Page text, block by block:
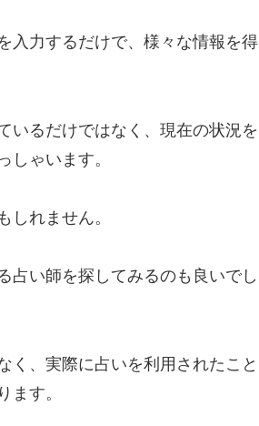
入力するだけで、様々な情報を得
いるだけではなく、現在の状況を
しゃいます。
しれません。
占い師を探してみるのも良いでし
く、実際に占いを利用されたこと
ます。